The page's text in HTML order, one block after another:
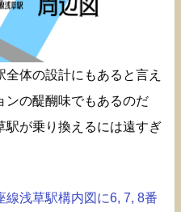
体の設計にもあると言え
ンの醍醐味でもあるのだ
駅が乗り換えるには遠すぎ
浅草駅構内図に6, 7, 8番